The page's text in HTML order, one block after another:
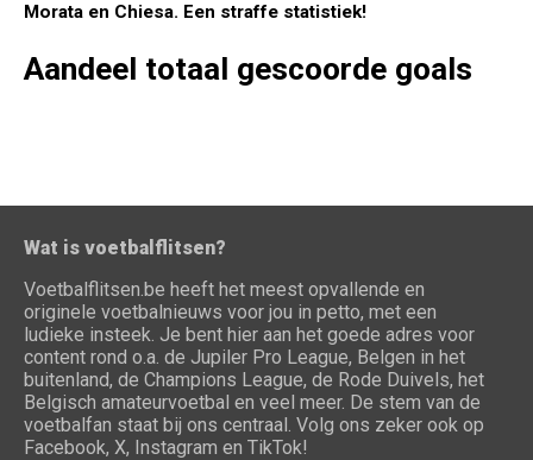
Morata en Chiesa. Een straffe statistiek!
Aandeel totaal gescoorde goals
Wat is voetbalflitsen?
Voetbalflitsen.be heeft het meest opvallende en
originele voetbalnieuws voor jou in petto, met een
ludieke insteek. Je bent hier aan het goede adres voor
content rond o.a. de Jupiler Pro League, Belgen in het
buitenland, de Champions League, de Rode Duivels, het
Belgisch amateurvoetbal en veel meer. De stem van de
voetbalfan staat bij ons centraal. Volg ons zeker ook op
Facebook, X, Instagram en TikTok!